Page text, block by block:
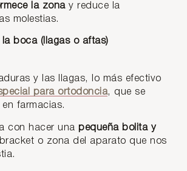
la zonay reduce la
molestias.
la boca (llagas o aftas)
y las llagas, lo más efectivo
para ortodoncia, que se
farmacias.
con hacer una pequeña bolita y
o zona del aparato que nos